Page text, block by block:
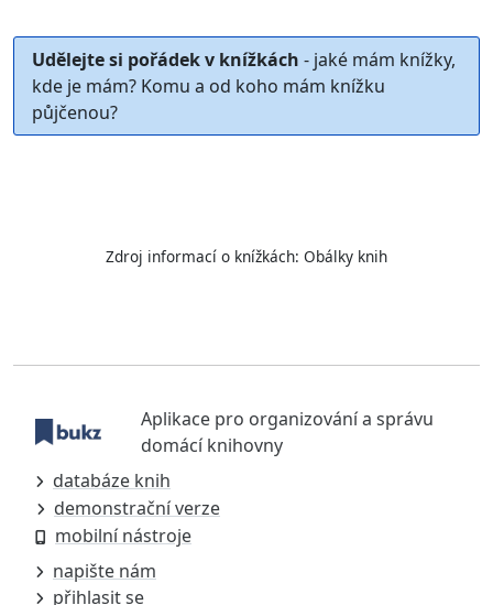
Udělejte si pořádek v knížkách - jaké mám knížky,
kde je mám? Komu a od koho mám knížku
půjčenou?
Zdroj informací o knížkách: Obálky knih
Aplikace pro organizování a správu
domácí knihovny
databáze knih
demonstrační verze
mobilní nástroje
napište nám
přihlasit se